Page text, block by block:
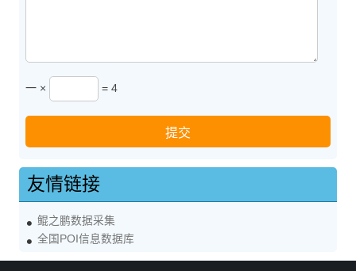
一 × = 4
友情链接
鲲之鹏数据采集
全国POI信息数据库